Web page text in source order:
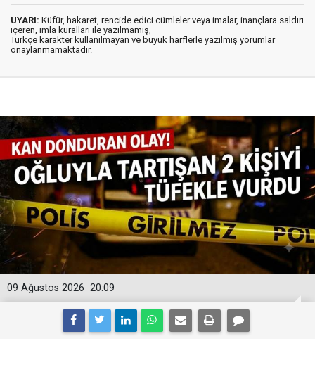
UYARI: Küfür, hakaret, rencide edici cümleler veya imalar, inançlara saldırı
içeren, imla kuralları ile yazılmamış,
Türkçe karakter kullanılmayan ve büyük harflerle yazılmış yorumlar
onaylanmamaktadır.
20:09
09 Ağustos 2026